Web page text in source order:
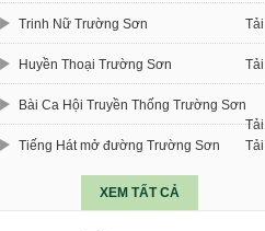
Trinh Nữ Trường Sơn Tải
Huyền Thoại Trường Sơn Tải
Bài Ca Hội Truyền Thống Trường Sơn
Tải
Tiếng Hát mở đường Trường Sơn
Tải
XEM TẤT CẢ